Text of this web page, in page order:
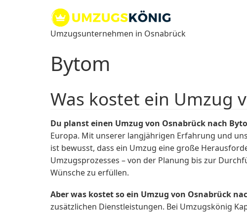
Umzugsunternehmen in Osnabrück
Bytom
Was kostet ein Umzug
Du planst einen Umzug von Osnabrück nach
Europa. Mit unserer langjährigen Erfahrung und
ist bewusst, dass ein Umzug eine große
Umzugsprozesses – von der Planung bis zur
Wünsche zu erfüllen.
Aber was kostet so ein Umzug von Osnabrück
zusätzlichen Dienstleistungen. Bei Umzugskönig